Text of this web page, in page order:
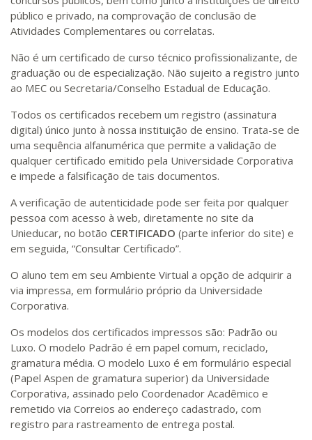
público e privado, na comprovação de conclusão de
Atividades Complementares ou correlatas.
Não é um certificado de curso técnico profissionalizante, de
graduação ou de especialização. Não sujeito a registro junto
ao MEC ou Secretaria/Conselho Estadual de Educação.
Todos os certificados recebem um registro (assinatura
digital) único junto à nossa instituição de ensino. Trata-se de
uma sequência alfanumérica que permite a validação de
qualquer certificado emitido pela Universidade Corporativa
e impede a falsificação de tais documentos.
A verificação de autenticidade pode ser feita por qualquer
pessoa com acesso à web, diretamente no site da
Unieducar, no botão CERTIFICADO (parte inferior do site) e
em seguida, “Consultar Certificado”.
O aluno tem em seu Ambiente Virtual a opção de adquirir a
via impressa, em formulário próprio da Universidade
Corporativa.
Os modelos dos certificados impressos são: Padrão ou
Luxo. O modelo Padrão é em papel comum, reciclado,
gramatura média. O modelo Luxo é em formulário especial
(Papel Aspen de gramatura superior) da Universidade
Corporativa, assinado pelo Coordenador Acadêmico e
remetido via Correios ao endereço cadastrado, com
registro para rastreamento de entrega postal.